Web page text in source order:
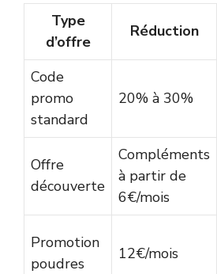
Type
d’offre
Réduction
Code
promo
standard
20% à 30%
Offre
découverte
Compléments
à partir de
6€/mois
Promotion
poudres
12€/mois